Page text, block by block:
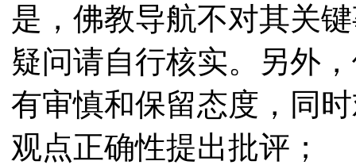
是，佛教导航不对其关
疑问请自行核实。另外
有审慎和保留态度，同
观点正确性提出批评；